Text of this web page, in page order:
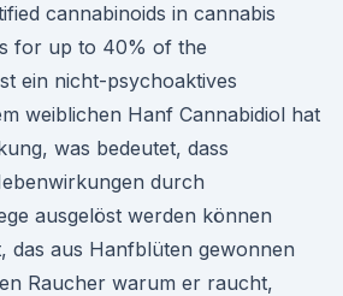
cannabinoids in cannabis
for up to 40% of the
ein nicht-psychoaktives
weiblichen Hanf Cannabidiol hat
was bedeutet, dass
durch
ausgelöst werden können
das aus Hanfblüten gewonnen
Raucher warum er raucht,